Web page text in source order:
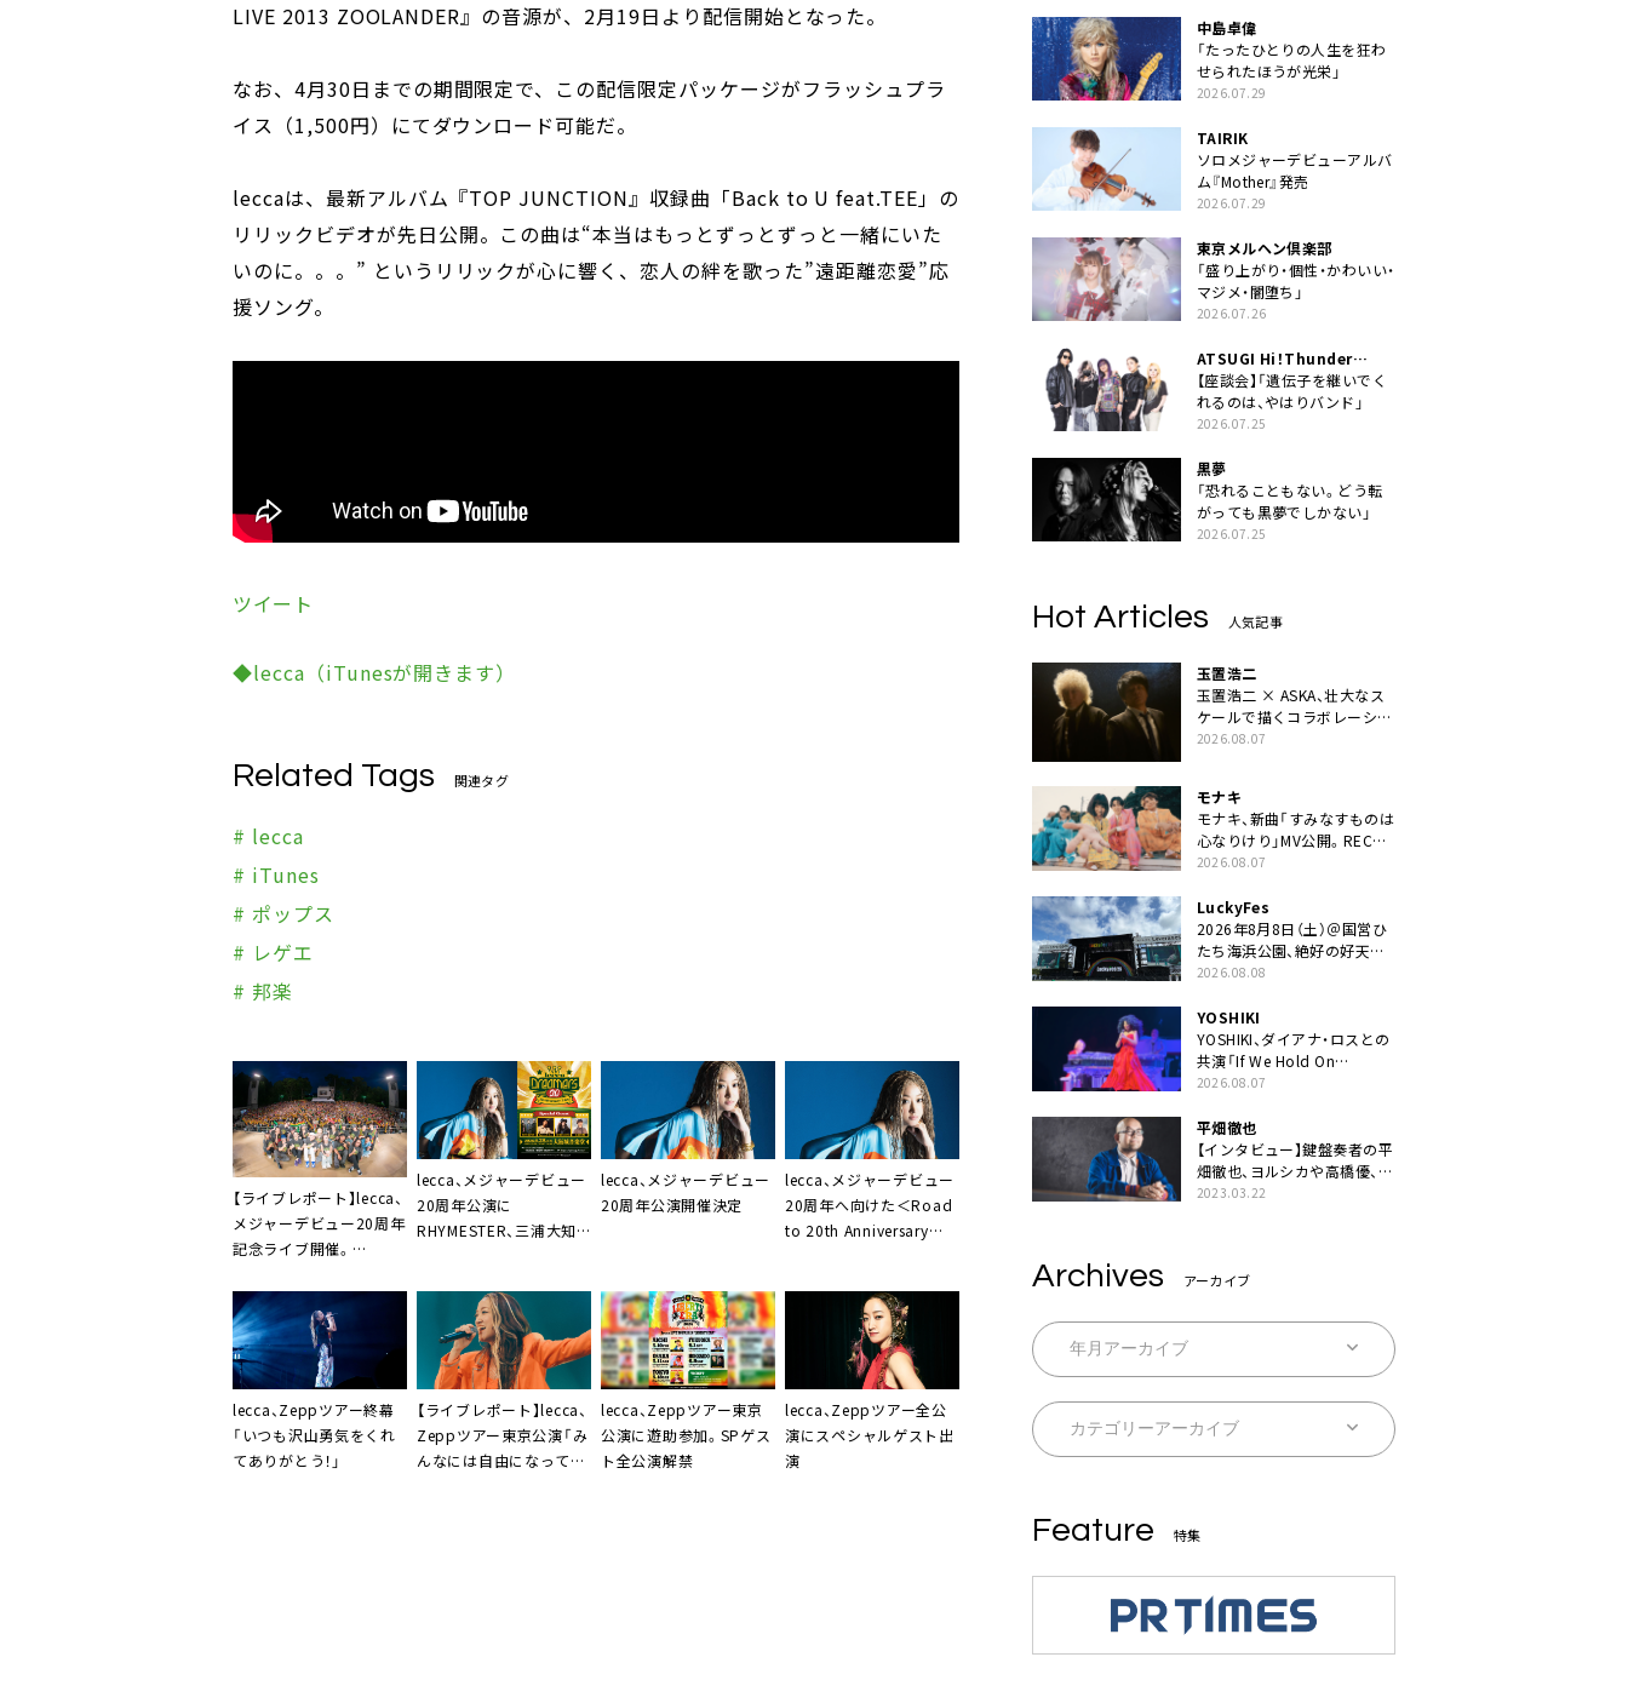
LIVE 2013 ZOOLANDER』の音源が、2月19日より配信開始となった。
なお、4月30日までの期間限定で、この配信限定パッケージがフラッシュプラ
イス（1,500円）にてダウンロード可能だ。
leccaは、最新アルバム『TOP JUNCTION』収録曲「Back to U feat.TEE」の
リリックビデオが先日公開。この曲は“本当はもっとずっとずっと一緒にいた
いのに。。。” というリリックが心に響く、恋人の絆を歌った”遠距離恋愛”応
援ソング。
ツイート
◆lecca（iTunesが開きます）
Related Tags 関連タグ
# lecca
# iTunes
# ポップス
# レゲエ
# 邦楽
【ライブレポート】lecca、
メジャーデビュー20周年
記念ライブ開催。
ILL、JUMBO MAATCH、三
浦大知らゲスト出演も
lecca、メジャーデビュー
20周年公演に
RHYMESTER、三浦大知
lecca、メジャーデビュー
20周年公演開催決定
lecca、メジャーデビュー
20周年へ向けた＜Road
to 20th Anniversary
lecca、Zeppツアー終幕
「いつも沢山勇気をくれ
てありがとう！」
【ライブレポート】lecca、
Zeppツアー東京公演「み
んなには自由になってほ
lecca、Zeppツアー東京
公演に遊助参加。SPゲス
ト全公演解禁
lecca、Zeppツアー全公
演にスペシャルゲスト出
演
中島卓偉
「たったひとりの人生を狂わ
せられたほうが光栄」
2026.07.29
TAIRIK
ソロメジャーデビューアルバ
ム『Mother』発売
2026.07.29
東京メルヘン倶楽部
「盛り上がり・個性・かわいい・
マジメ・闇堕ち」
2026.07.26
ATSUGI Hi！Thunder
Rock Festival
【座談会】「遺伝子を継いでく
れるのは、やはりバンド」
2026.07.25
黒夢
「恐れることもない。どう転
がっても黒夢でしかない」
2026.07.25
Hot Articles 人気記事
玉置浩二
玉置浩二 × ASKA、壮大なス
ケールで描くコラボレーショ
ン曲「音銀河」リリース決定。
2026.08.07
モナキ
モナキ、新曲「すみなすものは
心なりけり」MV公開。RECの
ギターにEvery Little Thing・
2026.08.07
LuckyFes
2026年8月8日（土）＠国営ひ
たち海浜公園、絶好の好天の
中＜LuckyFes’26＞開幕
2026.08.08
YOSHIKI
YOSHIKI、ダイアナ・ロスとの
共演「If We Hold On
Together」ライブ映像公開
2026.08.07
平畑徹也
【インタビュー】鍵盤奏者の平
畑徹也、ヨルシカや高橋優、キ
タニタツヤなど9名のゲスト
2023.03.22
Archives アーカイブ
Feature 特集